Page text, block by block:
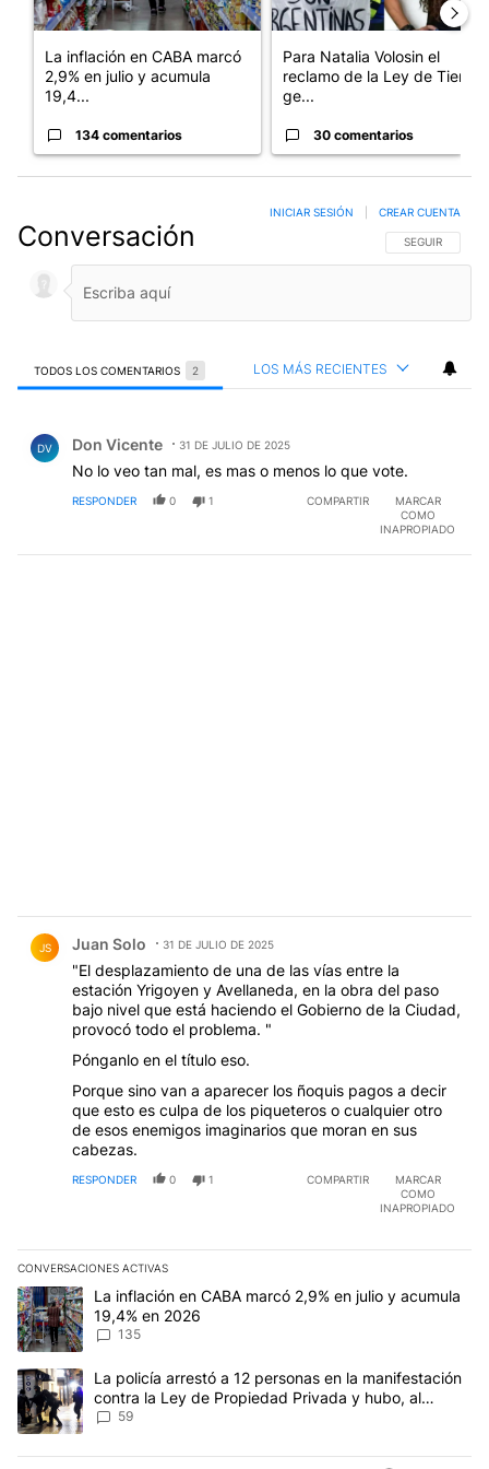
La inflación en CABA marcó
2,9% en julio y acumula
19,4...
134 comentarios
Para Natalia Volosin el
reclamo de la Ley de Tierras
ge...
30 comentarios
Conversación SIGA ESTA
SEGUIR
INICIAR SESIÓN CREAR CUENTA
TODOS LOS COMENTARIOS 2 LOS MÁS RECIENTES
DV Don Vicente 31 DE JULIO DE 2025
No lo veo tan mal, es mas o menos lo que vote.
RESPONDER 0 1 COMPARTIR
MARCAR
COMO
INAPROPIADO
JS Juan Solo 31 DE JULIO DE 2025
"El desplazamiento de una de las vías entre la
estación Yrigoyen y Avellaneda, en la obra del paso
bajo nivel que está haciendo el Gobierno de la Ciudad,
provocó todo el problema. "
Pónganlo en el título eso.
Porque sino van a aparecer los ñoquis pagos a decir
que esto es culpa de los piqueteros o cualquier otro
de esos enemigos imaginarios que moran en sus
cabezas.
RESPONDER 0 1 COMPARTIR
MARCAR
COMO
INAPROPIADO
CONVERSACIONES ACTIVAS
Este listado muestra los artículos con más comentarios en los
Un artículo de tendencia con el título "La inflación en CABA
La inflación en CABA marcó 2,9% en julio y acumula
19,4% en 2026
135
Un artículo de tendencia con el título "La policía arrestó a 12
La policía arrestó a 12 personas en la manifestación
contra la Ley de Propiedad Privada y hubo, al
menos, 3 agentes heridos
59